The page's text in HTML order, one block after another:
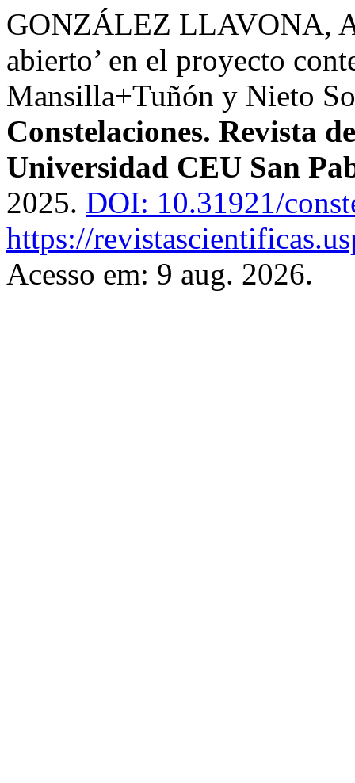
GONZÁLEZ LLAVONA,
abierto’ en el proyecto
Mansilla+Tuñón y Nieto
Constelaciones. Revista
Universidad CEU San
2025. DOI: 10.31921/
https://
Acesso em: 9 aug. 2026.